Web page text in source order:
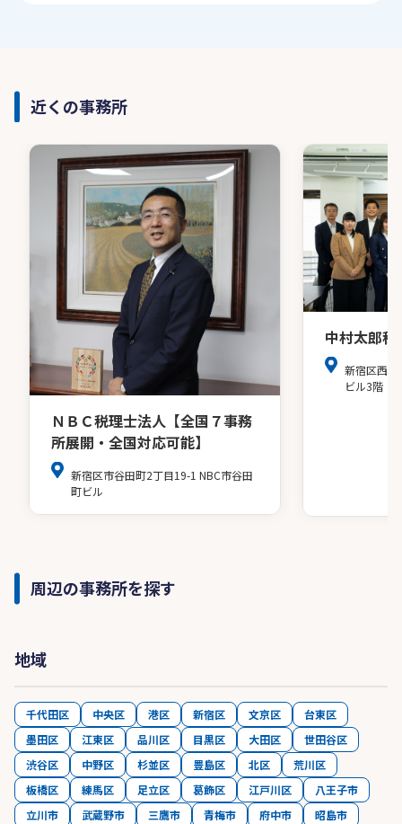
近くの事務所
ＮＢＣ税理士法人【全国７事務
所展開・全国対応可能】
新宿区市谷田町2丁目19-1 NBC市谷田
町ビル
中村太郎
新宿区西
ビル3階
周辺の事務所を探す
地域
千代田区 中央区 港区 新宿区 文京区
台東区
墨田区
江東区 品川区 目黒区 大田区
世田谷区
渋谷区
中野区 杉並区 豊島区 北区
荒川区
板橋区
練馬区 足立区 葛飾区 江戸川区
八王子市
立川市
武蔵野市 三鷹市 青梅市 府中市
昭島市